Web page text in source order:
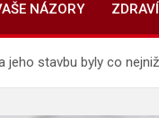
NÁZORY ZDRAVÍ
jeho stavbu byly co